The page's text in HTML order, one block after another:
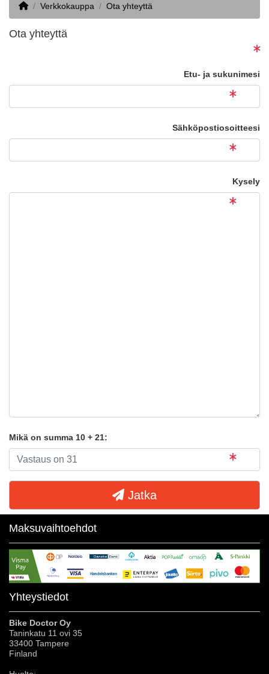
HomeVerkkokauppa Ota yhteyttä
Ota yhteyttä
Etu- ja sukunimesi
Sähköpostiosoitteesi
Kysely
Mikä on summa 10 + 21:
Jatka
Maksuvaihtoehdot
Yhteystiedot
Bike Doctor Oy
Taninkatu 11 ovi 35
33400 Tampere
Finland